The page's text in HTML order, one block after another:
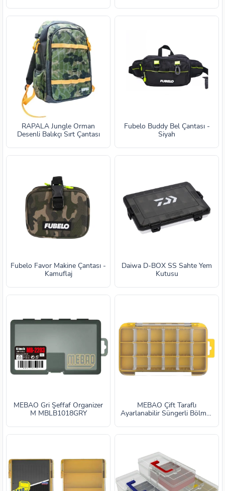
RAPALA Jungle Orman
Desenli Balıkçı Sırt Çantası
Fubelo Buddy Bel Çantası -
Siyah
Fubelo Favor Makine Çantası -
Kamuflaj
Daiwa D-BOX SS Sahte Yem
Kutusu
MEBAO Gri Şeffaf Organizer
M MBLB1018GRY
MEBAO Çift Taraflı
Ayarlanabilir Süngerli Bölmeli